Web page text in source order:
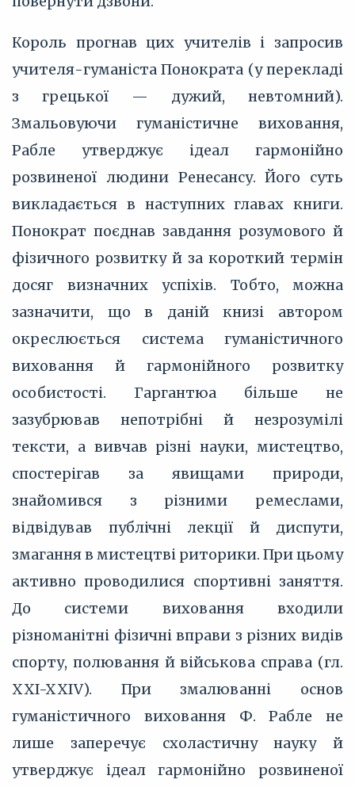
Король прогнав цих учителів і запросив
учителя-гуманіста Понократа (у перекладі
з грецької — дужий, невтомний).
Змальовуючи гуманістичне виховання,
Рабле утверджує ідеал гармонійно
розвиненої людини Ренесансу. Його суть
викладається в наступних главах книги.
Понократ поєднав завдання розумового й
фізичного розвитку й за короткий термін
досяг визначних успіхів. Тобто, можна
зазначити, що в даній книзі автором
окреслюється система гуманістичного
виховання й гармонійного розвитку
особистості. Гаргантюа більше не
зазубрював непотрібні й незрозумілі
тексти, а вивчав різні науки, мистецтво,
спостерігав за явищами природи,
знайомився з різними ремеслами,
відвідував публічні лекції й диспути,
змагання в мистецтві риторики. При цьому
активно проводилися спортивні заняття.
До системи виховання входили
різноманітні фізичні вправи з різних видів
спорту, полювання й військова справа (гл.
XXI-XXIV). При змалюванні основ
гуманістичного виховання Ф. Рабле не
лише заперечує схоластичну науку й
утверджує ідеал гармонійно розвиненої